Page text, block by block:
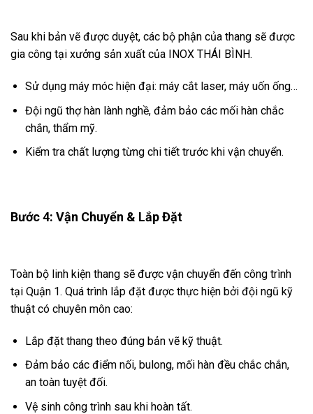
Sau khi bản vẽ được duyệt, các bộ phận của thang sẽ được
gia công tại xưởng sản xuất của INOX THÁI BÌNH.
Sử dụng máy móc hiện đại: máy cắt laser, máy uốn ống…
Đội ngũ thợ hàn lành nghề, đảm bảo các mối hàn chắc
chắn, thẩm mỹ.
Kiểm tra chất lượng từng chi tiết trước khi vận chuyển.
Bước 4: Vận Chuyển & Lắp Đặt
Toàn bộ linh kiện thang sẽ được vận chuyển đến công trình
tại Quận 1. Quá trình lắp đặt được thực hiện bởi đội ngũ kỹ
thuật có chuyên môn cao:
Lắp đặt thang theo đúng bản vẽ kỹ thuật.
Đảm bảo các điểm nối, bulong, mối hàn đều chắc chắn,
an toàn tuyệt đối.
Vệ sinh công trình sau khi hoàn tất.